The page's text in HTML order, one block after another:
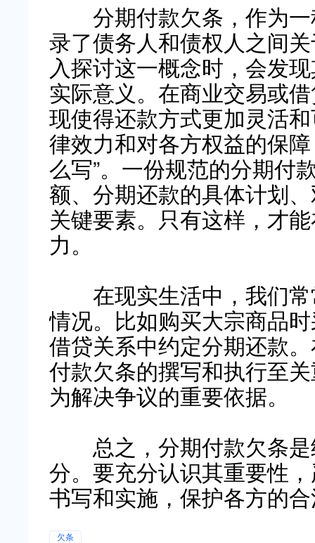
分期付款欠条，作为一
录了债务人和债权人之间
入探讨这一概念时，会发
实际意义。在商业交易或
现使得还款方式更加灵活
律效力和对各方权益的保
么写”。一份规范的分期付
额、分期还款的具体计划
关键要素。只有这样，才
力。
在现实生活中，我们常
情况。比如购买大宗商品
借贷关系中约定分期还款
付款欠条的撰写和执行至
为解决争议的重要依据。
总之，分期付款欠条是
分。要充分认识其重要性
书写和实施，保护各方的
欠条